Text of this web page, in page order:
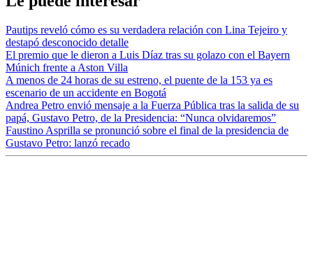
Pautips reveló cómo es su verdadera relación con Lina Tejeiro y
destapó desconocido detalle
El premio que le dieron a Luis Díaz tras su golazo con el Bayern
Múnich frente a Aston Villa
A menos de 24 horas de su estreno, el puente de la 153 ya es
escenario de un accidente en Bogotá
Andrea Petro envió mensaje a la Fuerza Pública tras la salida de su
papá, Gustavo Petro, de la Presidencia: “Nunca olvidaremos”
Faustino Asprilla se pronunció sobre el final de la presidencia de
Gustavo Petro: lanzó recado